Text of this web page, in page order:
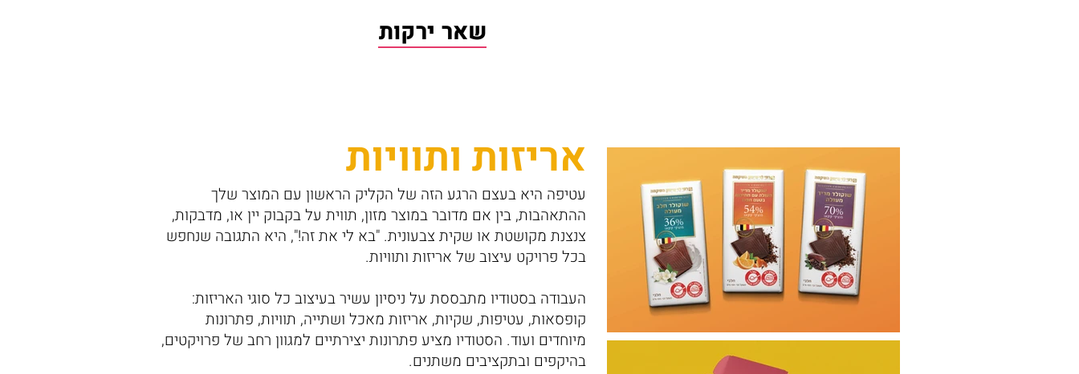
שאר ירקות
אריזות ותוויות
עטיפה היא בעצם הרגע הזה של הקליק הראשון עם המוצר שלך
ההתאהבות, בין אם מדובר במוצר מזון, תווית על בקבוק יין או, מדבקות,
צנצנת מקושטת או שקית צבעונית. "בא לי את זה!", היא התגובה שנחפש
בכל פרויקט עיצוב של אריזות ותוויות.
העבודה בסטודיו מתבססת על ניסיון עשיר בעיצוב כל סוגי האריזות:
קופסאות, עטיפות, שקיות, אריזות מאכל ושתייה, תוויות, פתרונות
מיוחדים ועוד. הסטודיו מציע פתרונות יצירתיים למגוון רחב של פרויקטים,
בהיקפים ובתקציבים משתנים.